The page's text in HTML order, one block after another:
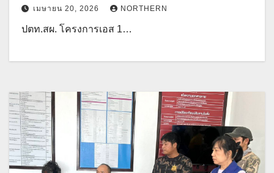
เมษายน 20, 2026 NORTHERN
ปตท.สผ. โครงการเอส 1…